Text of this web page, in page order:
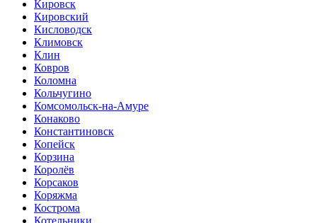
Кировск
Кировский
Кисловодск
Климовск
Клин
Ковров
Коломна
Кольчугино
Комсомольск-на-Амуре
Конаково
Константиновск
Копейск
Корзина
Королёв
Корсаков
Коряжма
Кострома
Котельники